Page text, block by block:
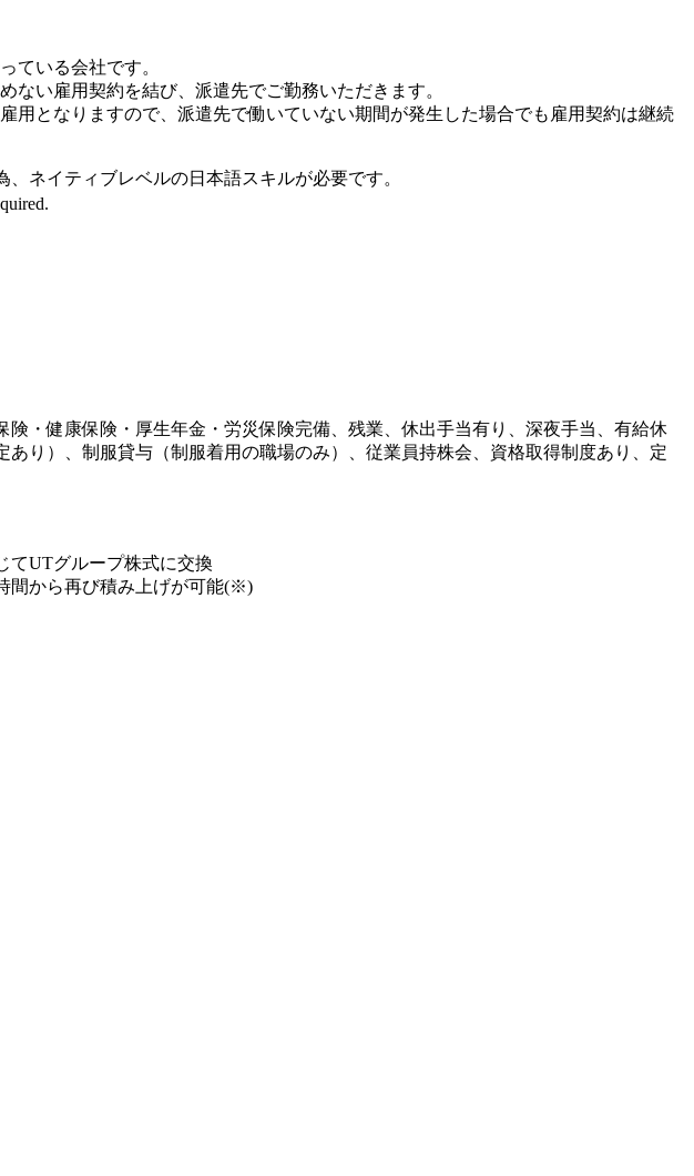
ている会社です。
ない雇用契約を結び、派遣先でご勤務いただきます。
用となりますので、派遣先で働いていない期間が発生した場合でも雇用契約は継続
ネイティブレベルの日本語スキルが必要です。
・健康保険・厚生年金・労災保険完備、残業、休出手当有り、深夜手当、有給休
り）、制服貸与（制服着用の職場のみ）、従業員持株会、資格取得制度あり、定
てUTグループ株式に交換
間から再び積み上げが可能(※)